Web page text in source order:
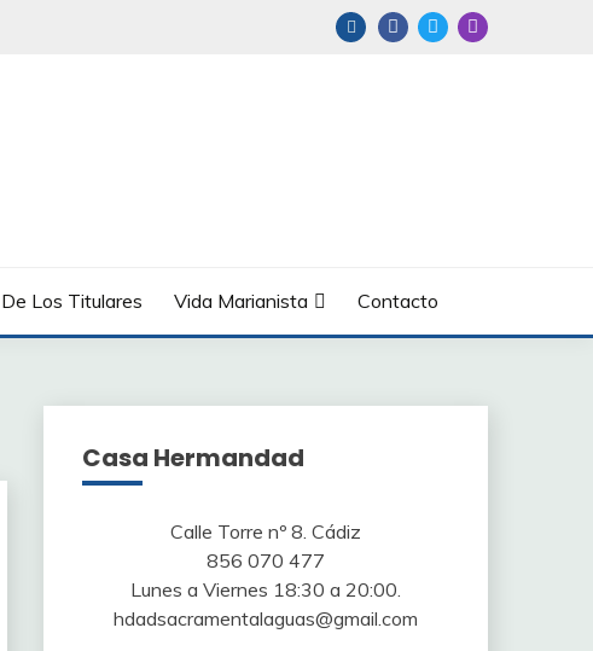
Los Titulares Vida Marianista Contacto
Casa Hermandad
Calle Torre nº 8. Cádiz
856 070 477
Lunes a Viernes 18:30 a 20:00.
hdadsacramentalaguas@gmail.com